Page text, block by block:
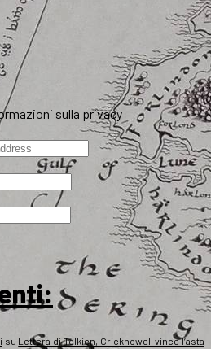
sulla privacy
su Lettera di Tolkien, Crickhowell vince l’asta